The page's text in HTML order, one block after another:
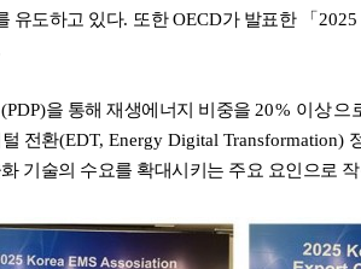
유도하고 있다. 또한OECD가 발표한 「 2025
(PDP)을 통해 재생에너지 비중을 20% 이상으
전환(EDT, Energy Digital Transformation)
기술의 수요를 확대시키는 주요 요인으로